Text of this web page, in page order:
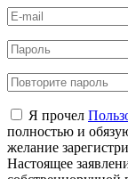
Я прочел
полностью и
желание
Настоящее